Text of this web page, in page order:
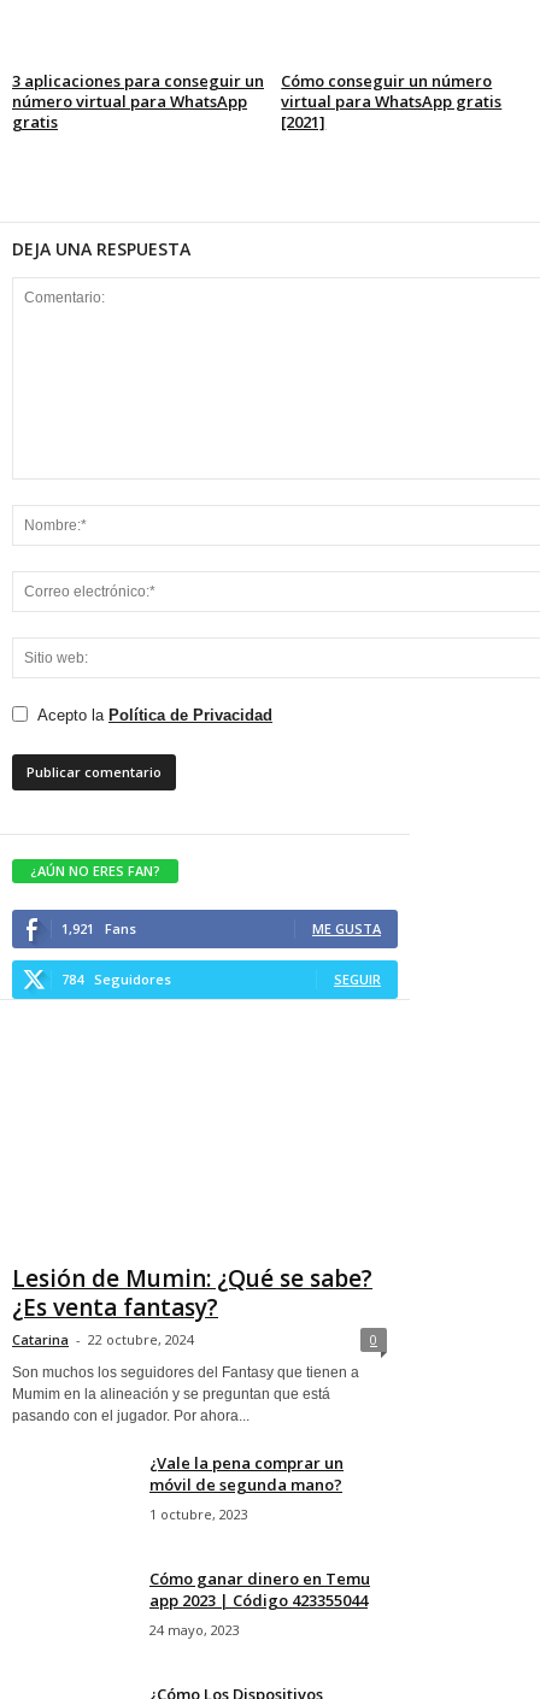
3 aplicaciones para conseguir un
número virtual para WhatsApp
gratis
Cómo conseguir un número
virtual para WhatsApp gratis
[2021]
DEJA UNA RESPUESTA
Acepto la Política de Privacidad
¿AÚN NO ERES FAN?
1,921 Fans ME GUSTA
784 Seguidores SEGUIR
Lesión de Mumin: ¿Qué se sabe?
¿Es venta fantasy?
Catarina - 22 octubre, 2024 0
Son muchos los seguidores del Fantasy que tienen a
Mumim en la alineación y se preguntan que está
pasando con el jugador. Por ahora...
¿Vale la pena comprar un
móvil de segunda mano?
1 octubre, 2023
Cómo ganar dinero en Temu
app 2023 | Código 423355044
24 mayo, 2023
¿Cómo Los Dispositivos